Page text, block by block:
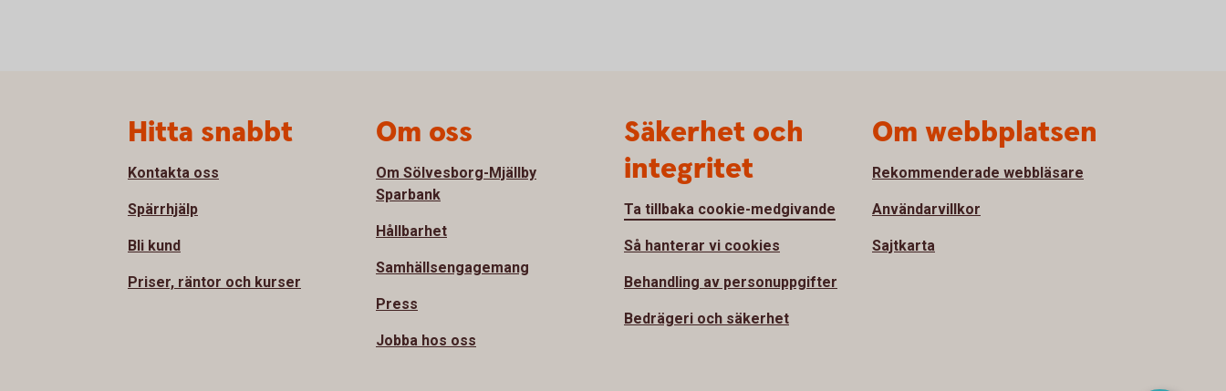
Hitta snabbt
Kontakta oss
Spärrhjälp
Bli kund
Priser, räntor och kurser
Om oss
Om Sölvesborg-Mjällby
Sparbank
Hållbarhet
Samhällsengagemang
Press
Jobba hos oss
Säkerhet och
integritet
Ta tillbaka cookie-medgivande
Så hanterar vi cookies
Behandling av personuppgifter
Bedrägeri och säkerhet
Om webbplatsen
Rekommenderade webbläsare
Användarvillkor
Sajtkarta